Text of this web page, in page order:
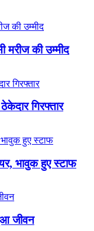
की उम्मीद
गिरफ्तार
भावुक हुए स्टाफ
जीवन